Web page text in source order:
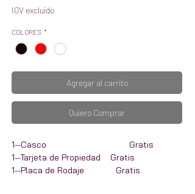
IGV excluido
COLORES *
Agregar al carrito
Quiero Comprar
1--Casco Gratis
1--Tarjeta de Propiedad Gratis
1--Placa de Rodaje Gratis